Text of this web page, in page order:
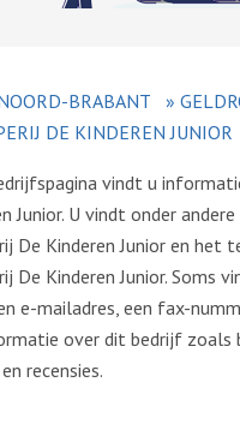
BRABANT »
DE KINDEREN JUNIOR
vindt u
Junior. U vindt onder
De Kinderen Junior en het
De Kinderen Junior. Soms
e-mailadres, een fax-
over dit bedrijf zoals
recensies.